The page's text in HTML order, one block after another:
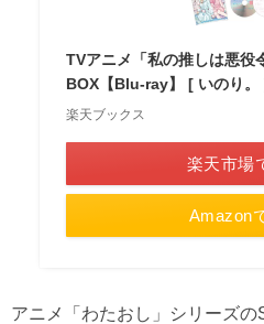
TVアニメ「私の推しは悪役
BOX【Blu-ray】 [ いのり。
楽天ブックス
楽天市場
Amazon
アニメ「わたおし」シリーズ